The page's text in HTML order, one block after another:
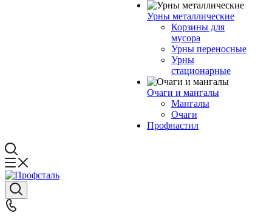
Урны металлические
Корзины для
мусора
Урны переносные
Урны
стационарные
Очаги и мангалы
Мангалы
Очаги
Профнастил